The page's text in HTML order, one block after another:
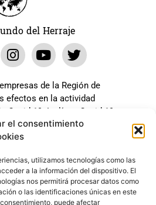
el consentimiento
utilizamos tecnologías como las
a la información del dispositivo. El
nos permitirá procesar datos como
o las identificaciones únicas en este
puede afectar
del Herraje
de la Región de
efectos en la actividad
Covid-19. La línea Covid-19
por la unión europea.
al Programa Kit Digital